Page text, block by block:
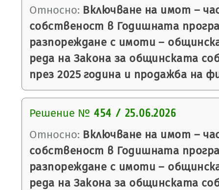
Относно: Включване на имот –
собственост в Годишната
разпореждане с имоти –
реда на Закона за общинската
през 2025 година и продажба на
Решение № 454 / 25.06.2026
Относно: Включване на имот –
собственост в Годишната
разпореждане с имоти –
реда на Закона за общинската